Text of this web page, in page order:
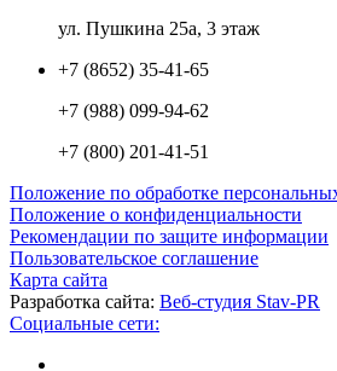
ул. Пушкина 25а, 3 этаж
+7 (8652) 35-41-65
+7 (988) 099-94-62
+7 (800) 201-41-51
Положение по обработке
Положение о конфиденциальности
Рекомендации по защите информации
Пользовательское соглашение
Карта сайта
Разработка сайта: Веб-студия Stav-PR
Социальные сети: